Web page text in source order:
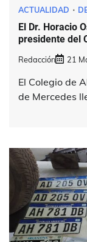
ACTUALIDAD
El Dr. Horacio
presidente del
Redacción 21
El Colegio de
de Mercedes